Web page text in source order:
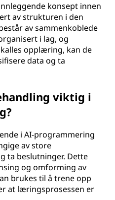
konsept innen
av strukturen i den
av sammenkoblede
i lag, og
opplæring, kan de
data og ta
viktig i
i AI-programmering
av store
ta beslutninger. Dette
og omforming av
brukes til å trene opp
at læringsprosessen er